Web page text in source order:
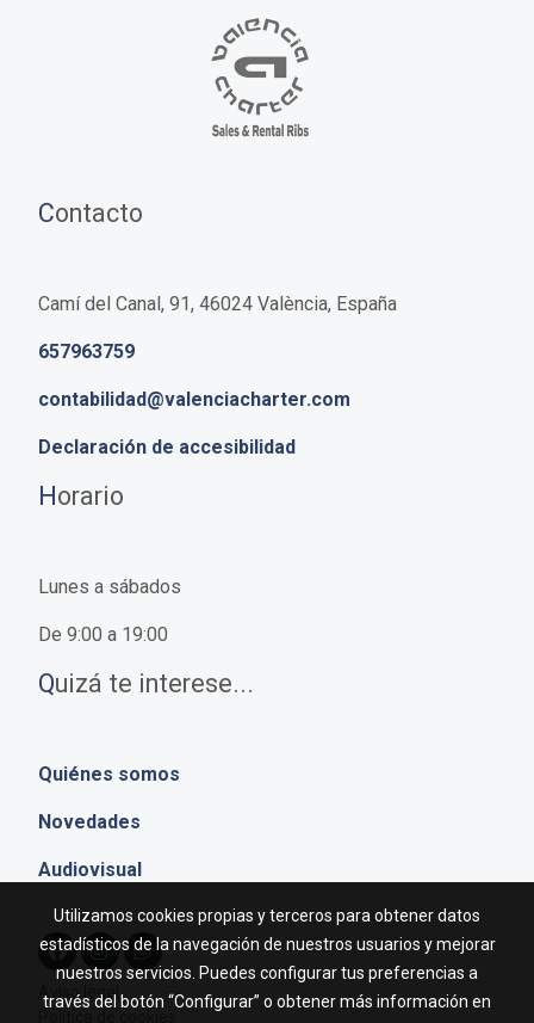
Contacto
Camí del Canal, 91, 46024 València, España
657963759
contabilidad@valenciacharter.com
Declaración de accesibilidad
Horario
Lunes a sábados
De 9:00 a 19:00
Quizá te interese...
Quiénes somos
Novedades
Audiovisual
Aviso legal
Utilizamos cookies propias y terceros para obtener datos
estadísticos de la navegación de nuestros usuarios y mejorar
nuestros servicios. Puedes configurar tus preferencias a
través del botón “Configurar” o obtener más información en